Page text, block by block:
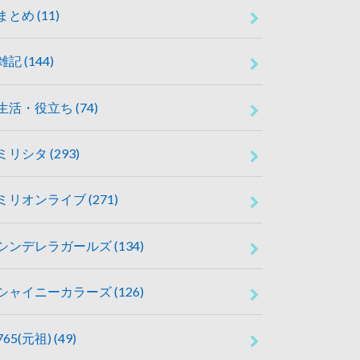
とめ (11)
記(144)
活・役立ち (74)
リシタ (293)
リオンライブ(271)
ンデレラガールズ(134)
ャイニーカラーズ(126)
元祖)(49)